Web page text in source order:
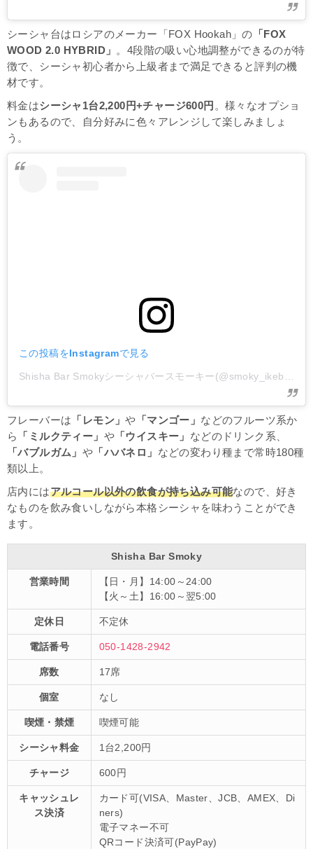
シーシャ台はロシアのメーカー「FOX Hookah」の 「FOX
WOOD 2.0 HYBRID」 。4段階の吸い心地調整ができるのが特
徴で、シーシャ初心者から上級者まで満足できると評判の機
材です。
料金はシーシャ1台2,200円+チャージ600円 。様々なオプショ
ンもあるので、自分好みに色々アレンジして楽しみましょ
う。
この投稿をInstagramで見る
フレーバーは 「レモン」や 「マンゴー」 などのフルーツ系か
ら
「ミルクティー」 や 「ウイスキー」 などのドリンク系、
「バブルガム」 や 「ハバネロ」 などの変わり種まで常時180種
類以上。
店内にはアルコール以外の飲食が持ち込み可能なので、好き
なものを飲み食いしながら本格シーシャを味わうことができ
ます。
Shisha Bar Smoky
営業時間
【日・月】14:00～24:00
【火～土】16:00～翌5:00
定休日 不定休
電話番号 050-1428-2942
席数 17席
個室 なし
喫煙・禁煙 喫煙可能
シーシャ料金 1台2,200円
チャージ 600円
キャッシュレ
ス決済
カード可(VISA、Master、JCB、AMEX、Di
ners)
電子マネー不可
QRコード決済可(PayPay)